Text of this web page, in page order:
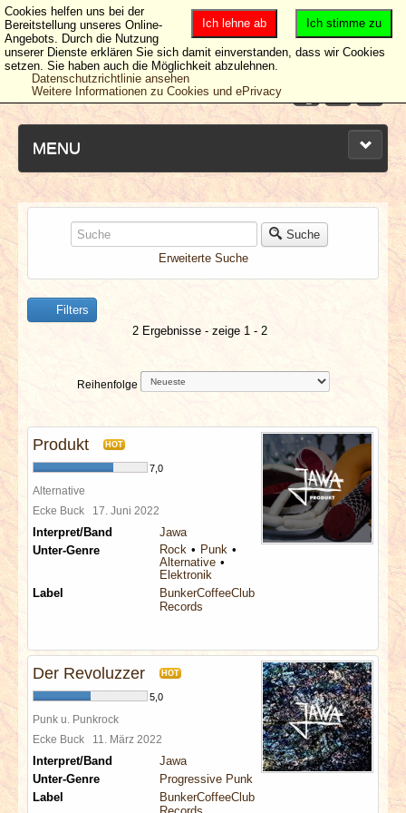
MENU
NEUESTE ARTIKEL
NEWS & DATES
BERICHTE
VERLOSUNGEN
SPECIALS
REDAKTION
LINKS
Suche
Erweiterte Suche
Filters
2 Ergebnisse - zeige 1 - 2
Reihenfolge
Produkt HOT
7,0
Alternative
Ecke Buck 17. Juni 2022
Interpret/Band
Jawa
Unter-Genre
Rock
Punk
Alternative
Elektronik
Label
BunkerCoffeeClub
Records
Der Revoluzzer HOT
5,0
Punk u. Punkrock
Ecke Buck 11. März 2022
Interpret/Band
Jawa
Unter-Genre
Progressive Punk
Label
BunkerCoffeeClub
Ich stimme zu
Ich lehne ab
Cookies helfen uns bei der
Bereitstellung unseres Online-
Angebots. Durch die Nutzung
unserer Dienste erklären Sie sich damit einverstanden, dass wir Cookies
setzen. Sie haben auch die Möglichkeit abzulehnen.
Datenschutzrichtlinie ansehen
Weitere Informationen zu Cookies und ePrivacy